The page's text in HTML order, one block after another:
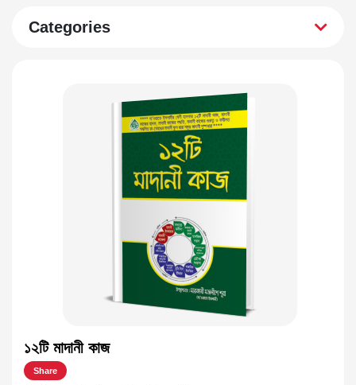
Categories
১২টি মাদানী কাজ
Share